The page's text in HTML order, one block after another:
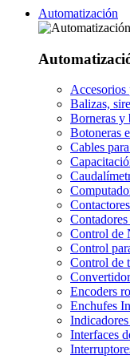
Automatización
Accesorios
Balizas,
Borneras y
Botoneras
Cables
Control de
Control
Control de
Encoders
Enchufes
Interfaces